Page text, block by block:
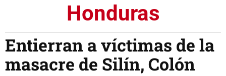
Honduras
Entierran a víctimas de la
masacre de Silín, Colón